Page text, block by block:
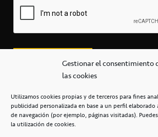
Gestionar el consentimiento
las cookies
Utilizamos cookies propias y de terceros para fines
publicidad personalizada en base a un perfil
de navegación (por ejemplo, páginas visitadas).
la utilización de cookies.+34 922 253 684